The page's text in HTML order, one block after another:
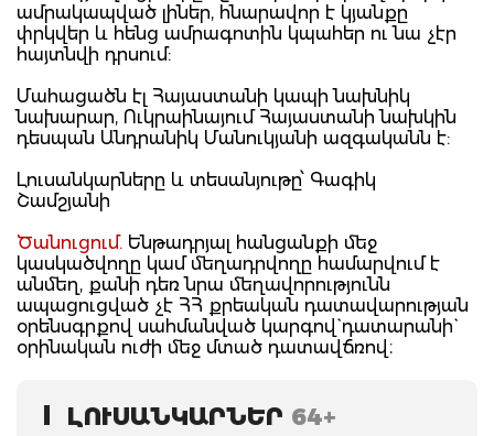
ամրակապված լիներ, հնարավոր է կյանքը
փրկվեր և հենց ամրագոտին կպահեր ու նա չէր
հայտնվի դրսում:
Մահացածն էլ Հայաստանի կապի նախնիկ
նախարար, Ուկրաինայում Հայաստանի նախկին
դեսպան Անդրանիկ Մանուկյանի ազգականն է:
Լուսանկարները և տեսանյութը՝ Գագիկ
Շամշյանի
Ծանուցում. Ենթադրյալ հանցանքի մեջ
կասկածվողը կամ մեղադրվողը համարվում է
անմեղ, քանի դեռ նրա մեղավորությունն
ապացուցված չէ ՀՀ քրեական դատավարության
օրենսգրքով սահմանված կարգով` դատարանի`
օրինական ուժի մեջ մտած դատավճռով։
ԼՈՒՍԱՆԿԱՐՆԵՐ 64+